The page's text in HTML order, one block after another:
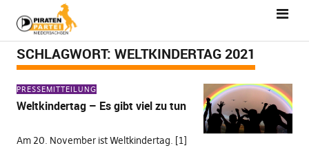
SCHLAGWORT: WELTKINDERTAG 2021
PRESSEMITTEILUNG
Weltkindertag – Es gibt viel zu tun
Am 20. November ist Weltkindertag. [1]